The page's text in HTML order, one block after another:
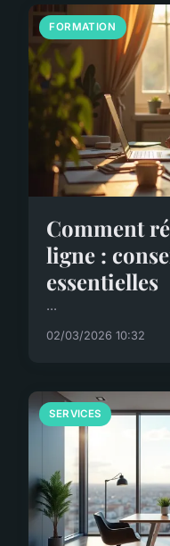
FORMATION
Comment
ligne :
essentielles
...
02/03/2026 10:32
SERVICES